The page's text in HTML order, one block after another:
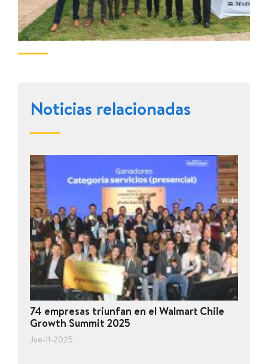
Noticias relacionadas
74 empresas triunfan en el Walmart Chile
Growth Summit 2025
Jue-11-2025